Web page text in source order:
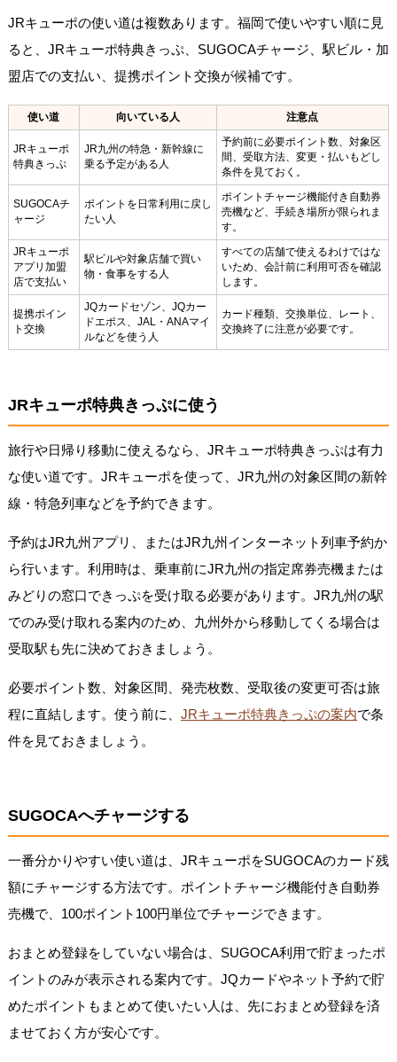
JRキューポの使い道は複数あります。福岡で使いやすい順に見
ると、JRキューポ特典きっぷ、SUGOCAチャージ、駅ビル・加
盟店での支払い、提携ポイント交換が候補です。
使い道 向いている人 注意点
JRキューポ
特典きっぷ
JR九州の特急・新幹線に
乗る予定がある人
予約前に必要ポイント数、対象区
間、受取方法、変更・払いもどし
条件を見ておく。
SUGOCAチ
ャージ
ポイントを日常利用に戻し
たい人
ポイントチャージ機能付き自動券
売機など、手続き場所が限られま
す。
JRキューポ
アプリ加盟
店で支払い
駅ビルや対象店舗で買い
物・食事をする人
すべての店舗で使えるわけではな
いため、会計前に利用可否を確認
します。
提携ポイン
ト交換
JQカードセゾン、JQカー
ドエポス、JAL・ANAマイ
ルなどを使う人
カード種類、交換単位、レート、
交換終了に注意が必要です。
JRキューポ特典きっぷに使う
旅行や日帰り移動に使えるなら、JRキューポ特典きっぷは有力
な使い道です。JRキューポを使って、JR九州の対象区間の新幹
線・特急列車などを予約できます。
予約はJR九州アプリ、またはJR九州インターネット列車予約か
ら行います。利用時は、乗車前にJR九州の指定席券売機または
みどりの窓口できっぷを受け取る必要があります。JR九州の駅
でのみ受け取れる案内のため、九州外から移動してくる場合は
受取駅も先に決めておきましょう。
必要ポイント数、対象区間、発売枚数、受取後の変更可否は旅
程に直結します。使う前に、 JRキューポ特典きっぷの案内で条
件を見ておきましょう。
SUGOCAへチャージする
一番分かりやすい使い道は、JRキューポをSUGOCAのカード残
額にチャージする方法です。ポイントチャージ機能付き自動券
売機で、100ポイント100円単位でチャージできます。
おまとめ登録をしていない場合は、SUGOCA利用で貯まったポ
イントのみが表示される案内です。JQカードやネット予約で貯
めたポイントもまとめて使いたい人は、先におまとめ登録を済
ませておく方が安心です。